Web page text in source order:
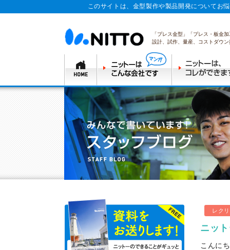
このサイトは、金型製作や製品開発についてお
「プレス金型」「プレス・板金
設計、試作、量産、コストダウ
レク
ニッ
こんに